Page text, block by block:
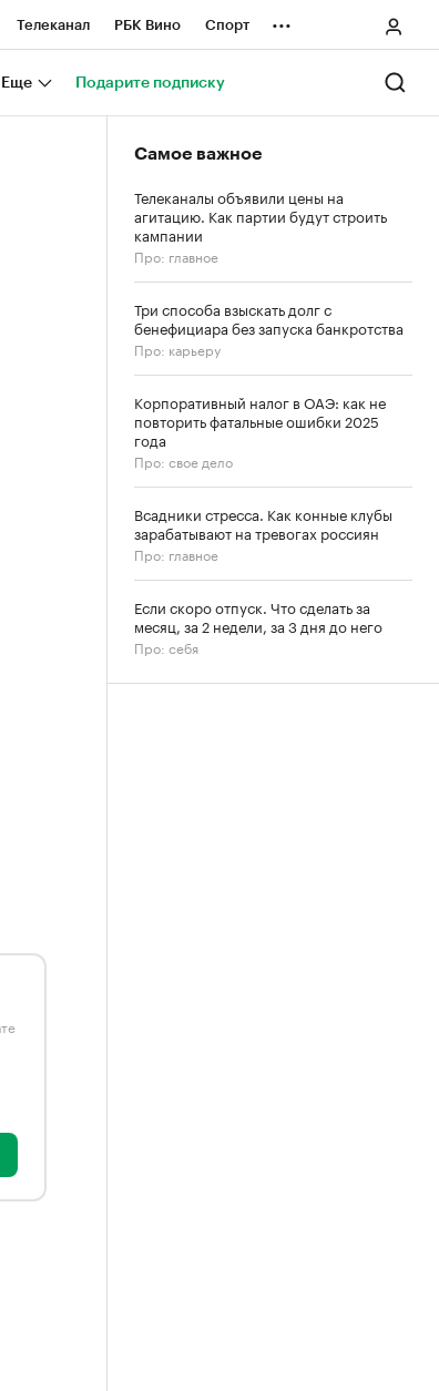
Телеканал РБК Вино Спорт
Город
...
Еще Подарите подписку
Самое важное
Телеканалы объявили цены на
агитацию. Как партии будут строить
кампании
Про: главное
Три способа взыскать долг с
бенефициара без запуска банкротства
Про: карьеру
Корпоративный налог в ОАЭ: как не
повторить фатальные ошибки 2025
года
Про: свое дело
Всадники стресса. Как конные клубы
зарабатывают на тревогах россиян
Про: главное
Если скоро отпуск. Что сделать за
месяц, за 2 недели, за 3 дня до него
Про: себя